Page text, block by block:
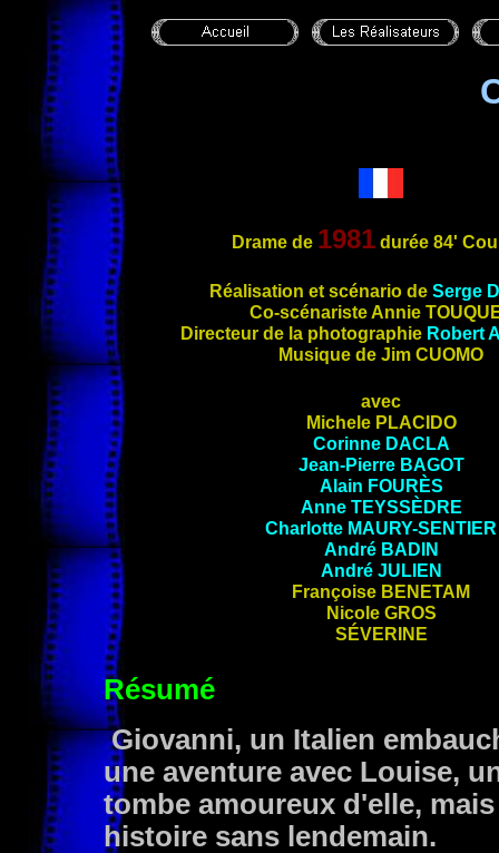
Drame de 1981 durée 84'
Réalisation et scénario de Serge
Co-scénariste Annie
Directeur de la photographie Robert
Musique de Jim CUOMO
avec
Michele PLACIDO
Corinne DACLA
Jean-Pierre BAGOT
Alain FOURÈS
Anne TEYSSÈDRE
Charlotte MAURY-SENTIER
André BADIN
André JULIEN
Françoise BENETAM
Nicole GROS
SÉVERINE
Résumé
Giovanni, un Italien
une aventure avec Louise,
tombe amoureux d'elle,
histoire sans lendemain.